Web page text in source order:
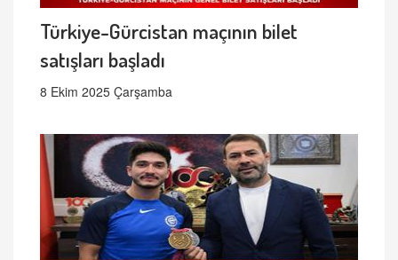
Türkiye-Gürcistan maçının bilet
satışları başladı
8 Ekim 2025 Çarşamba